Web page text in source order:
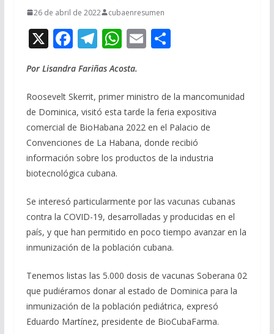
26 de abril de 2022 cubaenresumen
X F
e
b
o
o
k
T
el
e
gr
a
m
W
at
s
A
p
p
E
l
C
p
ar
ti
r
Por Lisandra Fariñas Acosta.
Roosevelt Skerrit, primer ministro de la mancomunidad
de Dominica, visitó esta tarde la feria expositiva
comercial de BioHabana 2022 en el Palacio de
Convenciones de La Habana, donde recibió
información sobre los productos de la industria
biotecnológica cubana.
Se interesó particularmente por las vacunas cubanas
contra la COVID-19, desarrolladas y producidas en el
país, y que han permitido en poco tiempo avanzar en la
inmunización de la población cubana.
Tenemos listas las 5.000 dosis de vacunas Soberana 02
que pudiéramos donar al estado de Dominica para la
inmunización de la población pediátrica, expresó
Eduardo Martínez, presidente de BioCubaFarma.